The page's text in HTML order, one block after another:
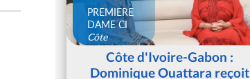
PREMIERE
DAME CI
Côte
d'IvoireCôte d'Ivoire-Gabon :
Dominique Ouattara reçoit